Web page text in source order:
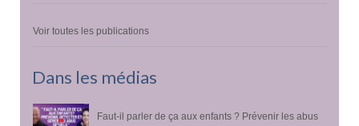
Voir toutes les publications
Dans les médias
Faut-il parler de ça aux enfants ? Prévenir les abus